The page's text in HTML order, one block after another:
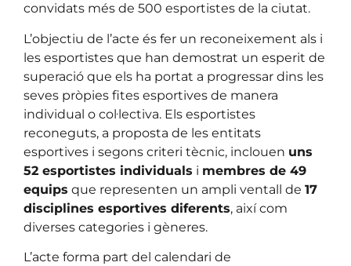
convidats més de 500 esportistes de la ciutat.
L’objectiu de l’acte és fer un reconeixement als i
les esportistes que han demostrat un esperit de
superació que els ha portat a progressar dins les
seves pròpies fites esportives de manera
individual o col·lectiva. Els esportistes
reconeguts, a proposta de les entitats
esportives i segons criteri tècnic, inclouen uns
52 esportistes individuals i membres de 49
equips que representen un ampli ventall de 17
disciplines esportives diferents, així com
diverses categories i gèneres.
L’acte forma part del calendari de